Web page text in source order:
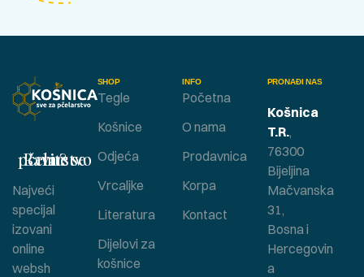
SHOP
Tegle
Košnice
Odjeća
Vrcaljke
Literatura
Dijelovi za
košnice
INFO
Početna
O nama
Prodavnica
Korpa
Kontact
Bavite se pčelarstvom ?
Najveći
specijal
izovani
online
websh
PRONAĐI NAS
Košnica
T.R.,
76300
Bijeljina
Mačvanska
31,
Bosna i
Hercegovin
a